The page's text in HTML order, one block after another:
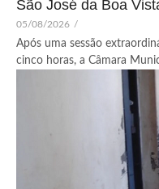
São José da Boa
05/08/2026 /
Após uma sessão
cinco horas, a Câmara